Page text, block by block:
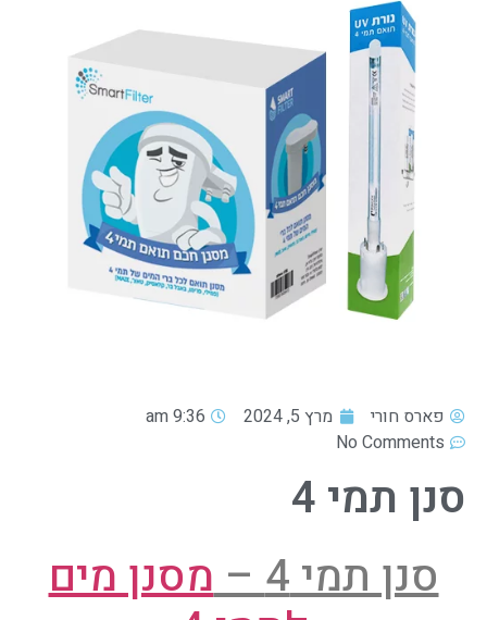
פארס חורי מרץ 5, 2024
9:36 am
No Comments
סנן תמי 4
סנן תמי 4 –
מסנן מים